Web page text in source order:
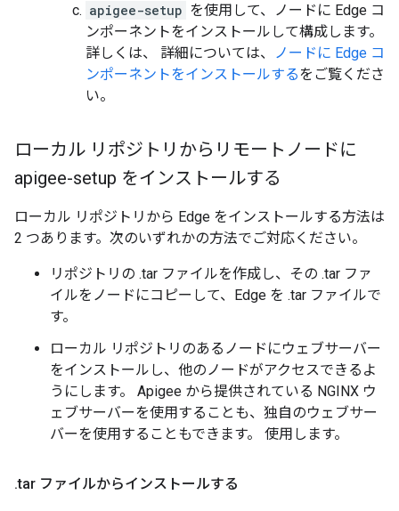
apigee-setup を使用して、ノードに Edge コ
ンポーネントをインストールして構成します。
詳しくは、 詳細については、
ノードに Edge コ
ンポーネントをインストールするをご覧くださ
い。
ローカル リポジトリからリモートノードに
apigee-setup をインストールする
ローカル リポジトリから Edge をインストールする方法は
2 つあります。次のいずれかの方法でご対応ください。
リポジトリの .tar ファイルを作成し、その .tar ファ
イルをノードにコピーして、Edge を .tar ファイルで
す。
ローカル リポジトリのあるノードにウェブサーバー
をインストールし、他のノードがアクセスできるよ
うにします。 Apigee から提供されている NGINX ウ
ェブサーバーを使用することも、独自のウェブサー
バーを使用することもできます。 使用します。
.tar ファイルからインストールする